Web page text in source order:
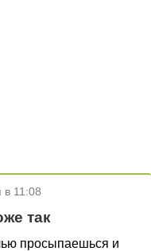
в 11:08
так
просыпаешься и